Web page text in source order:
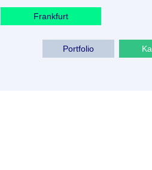
Frankfurt
Portfolio